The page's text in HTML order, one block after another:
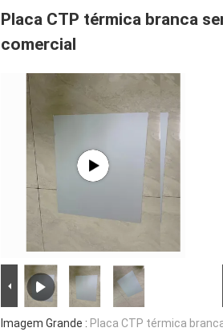
Placa CTP térmica branca
comercial
Imagem Grande : Placa CTP térmica